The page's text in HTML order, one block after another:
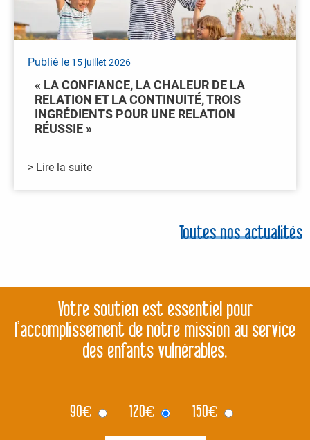
Publié le 15 juillet 2026
« LA CONFIANCE, LA CHALEUR DE LA
RELATION ET LA CONTINUITÉ, TROIS
INGRÉDIENTS POUR UNE RELATION
RÉUSSIE »
> Lire la suite
Toutes nos actualités
Votre soutien est essentiel pour
l’accomplissement de notre mission au service
des enfants vulnérables.
90€ 120€ 150€